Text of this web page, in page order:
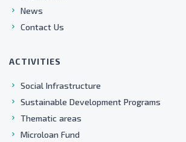
News
Contact Us
ACTIVITIES
Social Infrastructure
Sustainable Development Programs
Thematic areas
Microloan Fund